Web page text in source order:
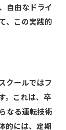
自由なドライ
、この実践的
クールではフ
。これは、卒
なる運転技術
的には、定期